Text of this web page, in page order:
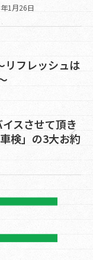
1月26日
リフレッシュは
スさせて頂き
検」の3大お約